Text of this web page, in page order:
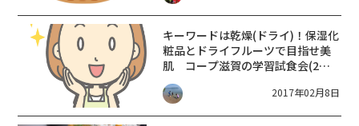
キーワードは乾燥(ドライ)！保湿化
粧品とドライフルーツで目指せ美
肌 コープ滋賀の学習試食会(2月
28日)は参加者募集中
2017年02月8日